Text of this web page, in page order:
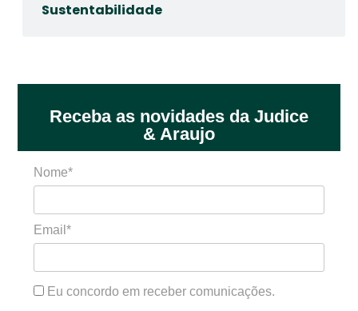
Sustentabilidade
Receba as novidades da Judice
& Araujo
Nome*
Email*
Eu concordo em receber comunicações.